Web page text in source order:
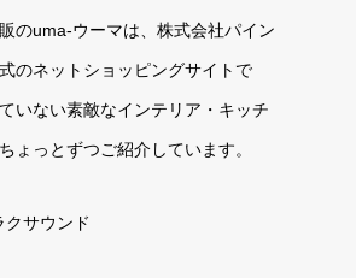
のuma-ウーマは、株式会社パイン
のネットショッピングサイトで
いない素敵なインテリア・キッチ
ょっとずつご紹介しています。
サウンド